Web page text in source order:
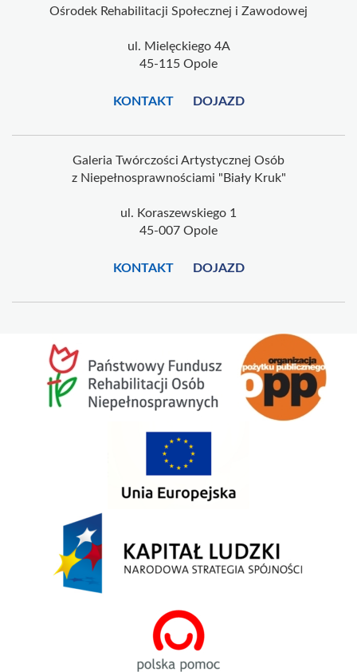
Ośrodek Rehabilitacji Społecznej i Zawodowej
ul. Mielęckiego 4A
45-115 Opole
KONTAKT DOJAZD
Galeria Twórczości Artystycznej Osób
z Niepełnosprawnościami "Biały Kruk"
ul. Koraszewskiego 1
45-007 Opole
KONTAKT DOJAZD